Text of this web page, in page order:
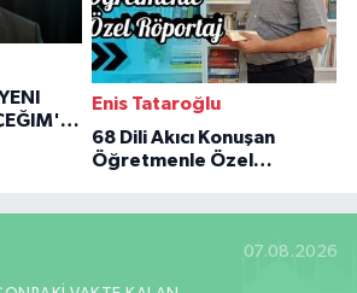
Enis Tataroğlu
68 Dili Akıcı Konuşan
Öğretmenle Özel
07.08.2026